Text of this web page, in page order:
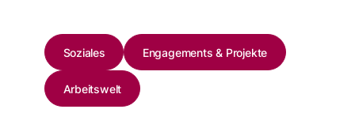
Soziales Engagements & Projekte
Arbeitswelt